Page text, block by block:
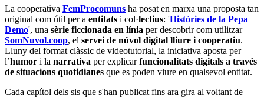
La cooperativa FemProcomuns ha posat en marxa una proposta tan
original com útil per a entitats i col·lectius: 'Històries de la Pepa
Demo', una sèrie ficcionada en línia per descobrir com utilitzar
SomNuvol.coop, el servei de núvol digital lliure i cooperatiu.
Lluny del format clàssic de videotutorial, la iniciativa aposta per
l’humor i la narrativa per explicarfuncionalitats digitals a través
de situacions quotidianes que es poden viure en qualsevol entitat.
Cada capítol dels sis que s'han publicat fins ara gira al voltant de